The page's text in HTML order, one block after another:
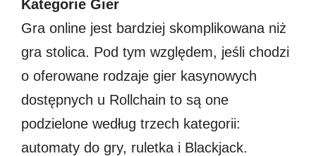
Kategorie Gier
Gra online jest bardziej skomplikowana niż
gra stolica. Pod tym względem, jeśli chodzi
o oferowane rodzaje gier kasynowych
dostępnych u Rollchain to są one
podzielone według trzech kategorii:
automaty do gry, ruletka i Blackjack.